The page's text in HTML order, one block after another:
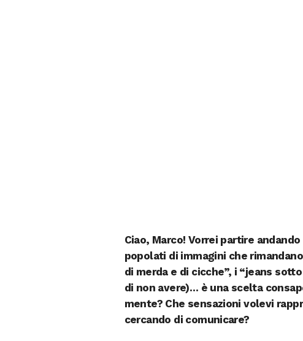
Ciao, Marco! Vorrei partire
popolati di immagini che
di merda e di cicche”, i “jeans
di non avere)… è una scelta
mente? Che sensazioni volevi
cercando di comunicare?